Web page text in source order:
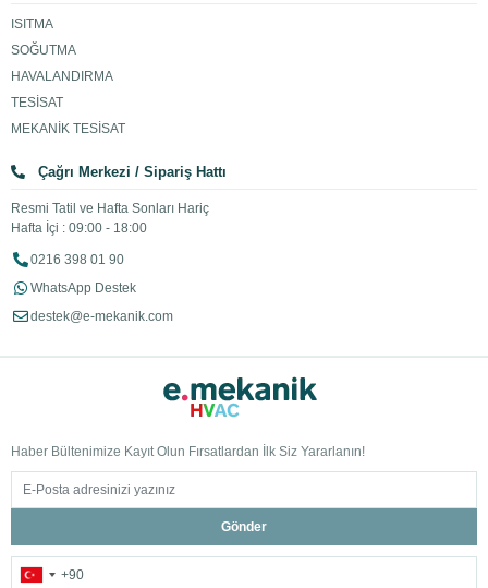
ISITMA
SOĞUTMA
HAVALANDIRMA
TESİSAT
MEKANİK TESİSAT
Çağrı Merkezi / Sipariş Hattı
Resmi Tatil ve Hafta Sonları Hariç
Hafta İçi : 09:00 - 18:00
0216 398 01 90
WhatsApp Destek
destek@e-mekanik.com
Haber Bültenimize Kayıt Olun Fırsatlardan İlk Siz Yararlanın!
Gönder